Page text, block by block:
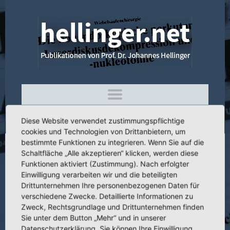
3.027 Die Bedeutung der selektiven
Angiographie bei der Diagnostik von
neoplastischen Knochenerkrankungen
Diese Website verwendet zustimmungspflichtige
cookies und Technologien von Drittanbietern, um
bestimmte Funktionen zu integrieren. Wenn Sie auf die
Schaltfläche „Alle akzeptieren“ klicken, werden diese
Funktionen aktiviert (Zustimmung). Nach erfolgter
Einwilligung verarbeiten wir und die beteiligten
Drittunternehmen Ihre personenbezogenen Daten für
verschiedene Zwecke. Detaillierte Informationen zu
Zweck, Rechtsgrundlage und Drittunternehmen finden
Sie unter dem Button „Mehr“ und in unserer